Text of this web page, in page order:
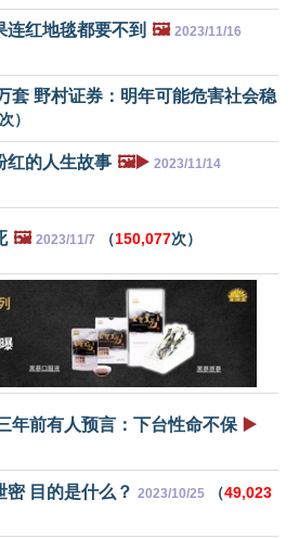
连红地毯都要不到 🖼️ 2023/11/16
套 野村证券：明年可能危害社会稳
次）
红的人生故事 🖼️▶️ 2023/11/14
🖼️ 2023/11/7 （150,077次）
年前有人预言：下台性命不保 ▶️
目的是什么？ 2023/10/25 （49,023